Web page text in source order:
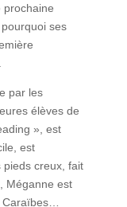
prochaine
ses
par les
élèves de
», est
est
pieds creux, fait
Méganne est